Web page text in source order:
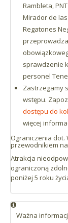
Rambleta,
Mirador de las
Regatones
sprawdzenie
personel
Zastrzegamy
wstępu.
dostępu do
więcej
Ograniczenia dot.
przewodnikiem
Atrakcja
ograniczoną
poniżej 5 roku
Ważna